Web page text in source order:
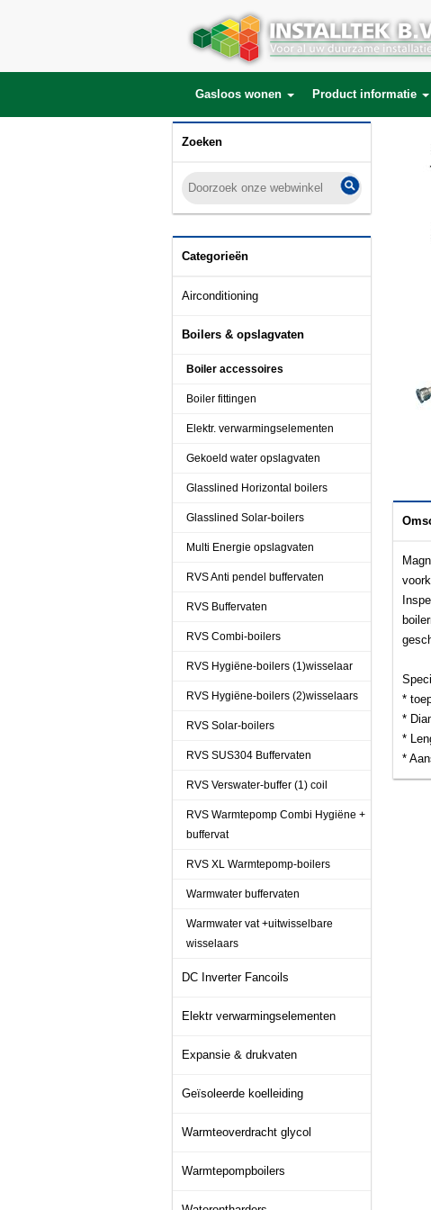
Gasloos wonen Product informatie
Zoeken
Categorieën
Airconditioning
Boilers & opslagvaten
Boiler accessoires
Boiler fittingen
Elektr. verwarmingselementen
Gekoeld water opslagvaten
Glasslined Horizontal boilers
Glasslined Solar-boilers
Multi Energie opslagvaten
RVS Anti pendel buffervaten
RVS Buffervaten
RVS Combi-boilers
RVS Hygiëne-boilers (1)wisselaar
RVS Hygiëne-boilers (2)wisselaars
RVS Solar-boilers
RVS SUS304 Buffervaten
RVS Verswater-buffer (1) coil
RVS Warmtepomp Combi Hygiëne +
buffervat
RVS XL Warmtepomp-boilers
Warmwater buffervaten
Warmwater vat +uitwisselbare
wisselaars
DC Inverter Fancoils
Elektr verwarmingselementen
Expansie & drukvaten
Geïsoleerde koelleiding
Warmteoverdracht glycol
Warmtepompboilers
*
*
*
*